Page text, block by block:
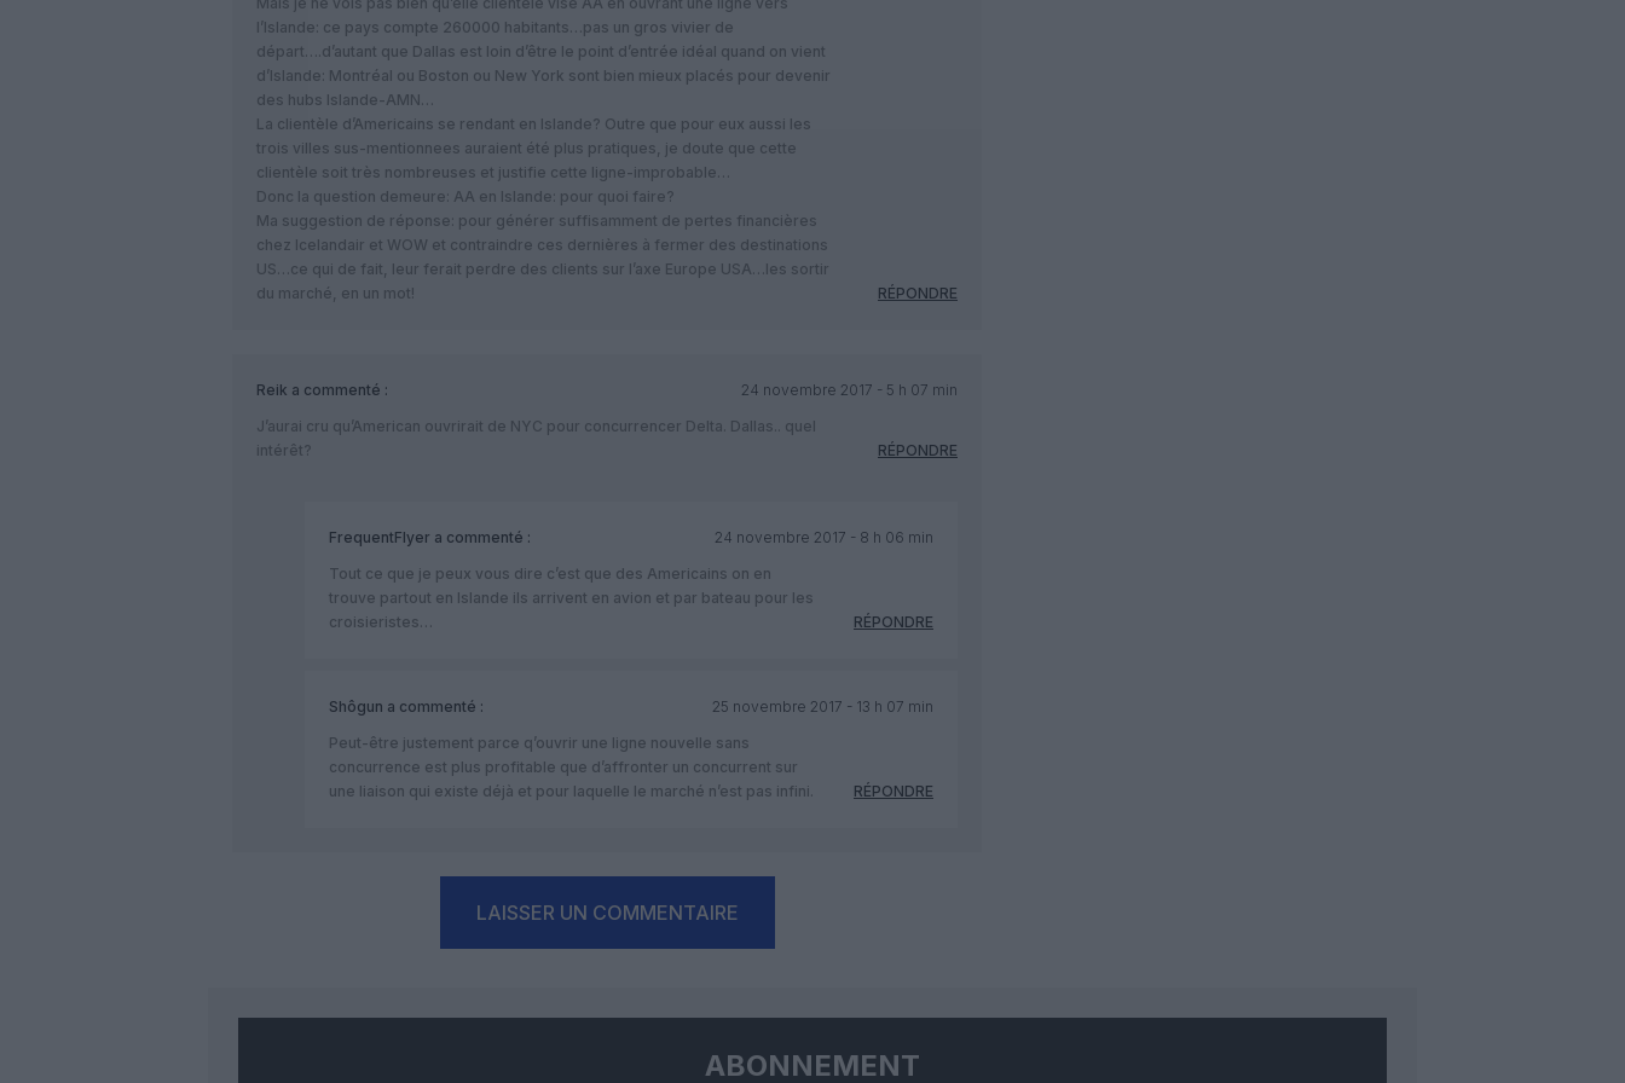
l’Islande: ce pays compte 260000 habitants…pas un gros vivier de
départ….d’autant que Dallas est loin d’être le point d’entrée idéal quand on vient
d’Islande: Montréal ou Boston ou New York sont bien mieux placés pour devenir
des hubs Islande-AMN…
La clientèle d’Americains se rendant en Islande? Outre que pour eux aussi les
trois villes sus-mentionnees auraient été plus pratiques, je doute que cette
clientèle soit très nombreuses et justifie cette ligne-improbable…
Donc la question demeure: AA en Islande: pour quoi faire?
Ma suggestion de réponse: pour générer suffisamment de pertes financières
chez Icelandair et WOW et contraindre ces dernières à fermer des destinations
US…ce qui de fait, leur ferait perdre des clients sur l’axe Europe USA…les sortir
du marché, en un mot!
RÉPONDRE
Reik a commenté :
24 novembre 2017 - 5 h 07 min
J’aurai cru qu’American ouvrirait de NYC pour concurrencer Delta. Dallas.. quel
intérêt?
RÉPONDRE
FrequentFlyer a commenté :
24 novembre 2017 - 8 h 06 min
Tout ce que je peux vous dire c’est que des Americains on en
trouve partout en Islande ils arrivent en avion et par bateau pour les
croisieristes…
RÉPONDRE
Shôgun a commenté :
25 novembre 2017 - 13 h 07 min
Peut-être justement parce q’ouvrir une ligne nouvelle sans
concurrence est plus profitable que d’affronter un concurrent sur
une liaison qui existe déjà et pour laquelle le marché n’est pas infini.
RÉPONDRE
LAISSER UN COMMENTAIRE
ABONNEMENT